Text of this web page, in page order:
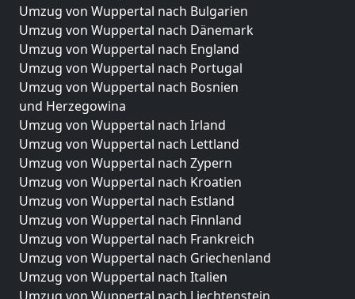
Umzug von Wuppertal nach Bulgarien
Umzug von Wuppertal nach Dänemark
Umzug von Wuppertal nach England
Umzug von Wuppertal nach Portugal
Umzug von Wuppertal nach Bosnien
und Herzegowina
Umzug von Wuppertal nach Irland
Umzug von Wuppertal nach Lettland
Umzug von Wuppertal nach Zypern
Umzug von Wuppertal nach Kroatien
Umzug von Wuppertal nach Estland
Umzug von Wuppertal nach Finnland
Umzug von Wuppertal nach Frankreich
Umzug von Wuppertal nach Griechenland
Umzug von Wuppertal nach Italien
Umzug von Wuppertal nach Liechtenstein